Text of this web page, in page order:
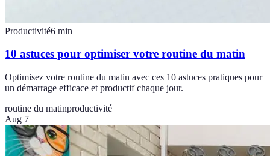
Productivité6 min
10 astuces pour optimiser votre routine du matin
Optimisez votre routine du matin avec ces 10 astuces pratiques pour
un démarrage efficace et productif chaque jour.
routine du matinproductivité
Aug 7